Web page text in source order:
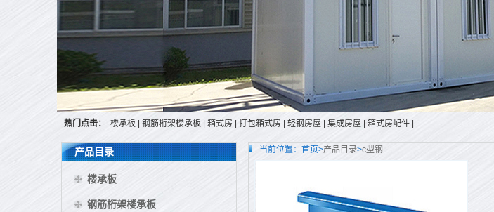
热门点击： 楼承板 钢筋桁架楼承板 箱式房 打包箱式房 轻钢房屋 集成房屋 箱式房配件
当前位置： 首页>产品目录>c型钢
产品目录
楼承板
钢筋桁架楼承板